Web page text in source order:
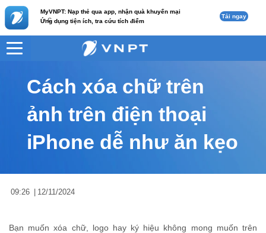
MyVNPT: Nạp thẻ qua app, nhận quà khuyến mại
Ứng dụng tiện ích, tra cứu tích điểm
c Tải ngay
VNPT Nội dung tin
Cách xóa chữ trên
ảnh trên điện thoại
iPhone dễ như ăn kẹo
09:26 12/11/2024
Bạn muốn xóa chữ, logo hay ký hiệu không mong muốn trên